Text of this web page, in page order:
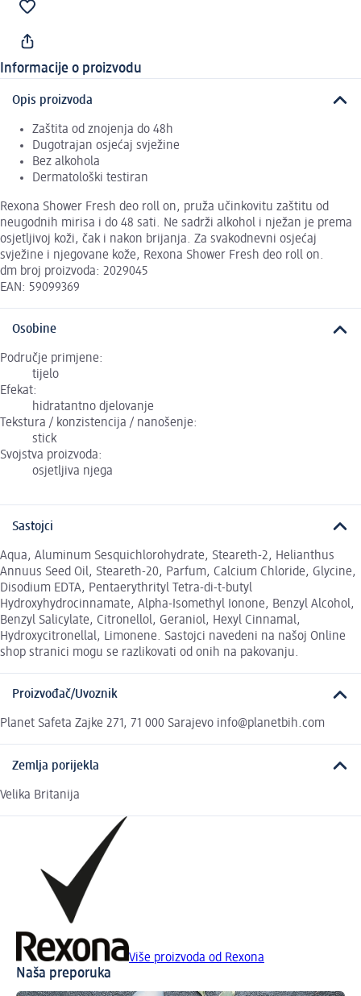
Informacije o proizvodu
Opis proizvoda
Zaštita od znojenja do 48h
Dugotrajan osjećaj svježine
Bez alkohola
Dermatološki testiran
Rexona Shower Fresh deo roll on, pruža učinkovitu zaštitu od
neugodnih mirisa i do 48 sati. Ne sadrži alkohol i nježan je prema
osjetljivoj koži, čak i nakon brijanja. Za svakodnevni osjećaj
svježine i njegovane kože, Rexona Shower Fresh deo roll on.
dm broj proizvoda: 2029045
EAN: 59099369
Osobine
Područje primjene:
tijelo
Efekat:
hidratantno djelovanje
Tekstura / konzistencija / nanošenje:
stick
Svojstva proizvoda:
osjetljiva njega
Sastojci
Aqua, Aluminum Sesquichlorohydrate, Steareth-2, Helianthus
Annuus Seed Oil, Steareth-20, Parfum, Calcium Chloride, Glycine,
Disodium EDTA, Pentaerythrityl Tetra-di-t-butyl
Hydroxyhydrocinnamate, Alpha-Isomethyl Ionone, Benzyl Alcohol,
Benzyl Salicylate, Citronellol, Geraniol, Hexyl Cinnamal,
Hydroxycitronellal, Limonene. Sastojci navedeni na našoj Online
shop stranici mogu se razlikovati od onih na pakovanju.
Proizvođač/Uvoznik
Planet Safeta Zajke 271, 71 000 Sarajevo info@planetbih.com
Zemlja porijekla
Velika Britanija
Više proizvoda od Rexona
Naša preporuka